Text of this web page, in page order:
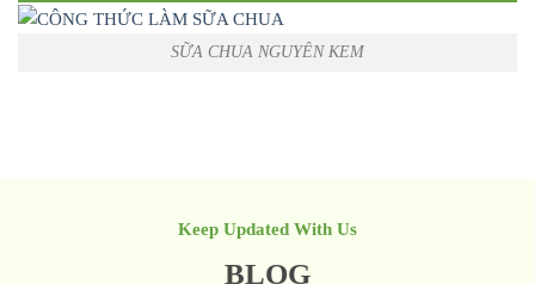
SỮA CHUA NGUYÊN KEM
Keep Updated With Us
BLOG